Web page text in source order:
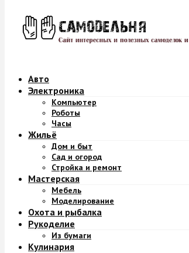
Авто
Электроника
Компьютер
Роботы
Часы
Жильё
Дом и быт
Сад и огород
Стройка и ремонт
Мастерская
Мебель
Моделирование
Охота и рыбалка
Рукоделие
Из бумаги
Кулинария